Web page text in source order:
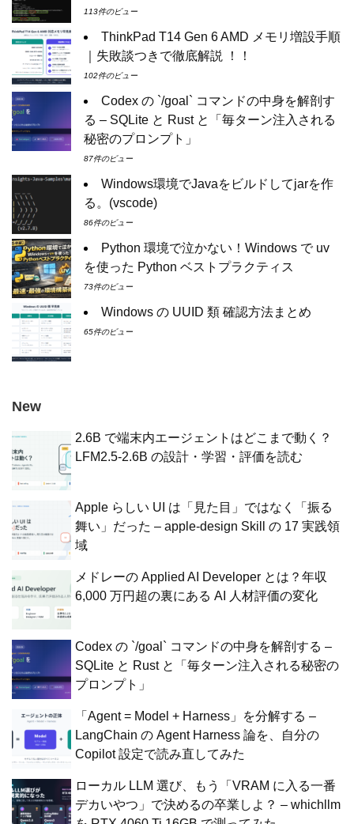
113件のビュー
ThinkPad T14 Gen 6 AMD メモリ増設手順
｜失敗談つきで徹底解説 ！！
102件のビュー
Codex の `/goal` コマンドの中身を解剖す
る – SQLite と Rust と「毎ターン注入される
秘密のプロンプト」
87件のビュー
Windows環境でJavaをビルドしてjarを作
る。(vscode)
86件のビュー
Python 環境で泣かない！Windows で uv
を使った Python ベストプラクティス
73件のビュー
Windows の UUID 類 確認方法まとめ
65件のビュー
New
2.6B で端末内エージェントはどこまで動く？
LFM2.5-2.6B の設計・学習・評価を読む
Apple らしい UI は「見た目」ではなく「振る
舞い」だった – apple-design Skill の 17 実践領
域
メドレーの Applied AI Developer とは？年収
6,000 万円超の裏にある AI 人材評価の変化
Codex の `/goal` コマンドの中身を解剖する –
SQLite と Rust と「毎ターン注入される秘密の
プロンプト」
「Agent = Model + Harness」を分解する –
LangChain の Agent Harness 論を、自分の
Copilot 設定で読み直してみた
ローカル LLM 選び、もう「VRAM に入る一番
デカいやつ」で決めるの卒業しよ？ – whichllm